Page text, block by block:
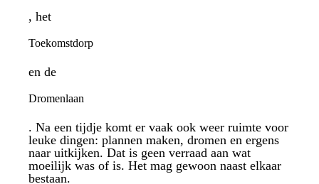
, het
Toekomstdorp
en de
Dromenlaan
. Na een tijdje komt er vaak ook weer ruimte voor
leuke dingen: plannen maken, dromen en ergens
naar uitkijken. Dat is geen verraad aan wat
moeilijk was of is. Het mag gewoon naast elkaar
bestaan.